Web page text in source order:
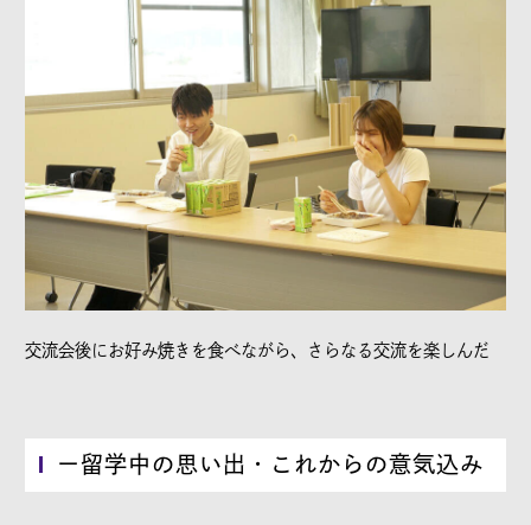
交流会後にお好み焼きを食べながら、さらなる交流を楽しんだ
ー留学中の思い出・これからの意気込み